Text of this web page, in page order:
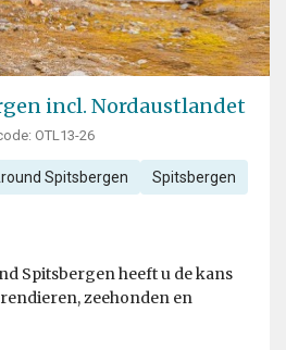
incl. Nordaustlandet
OTL13-26
Spitsbergen Spitsbergen
Spitsbergen heeft u de kans
zeehonden en